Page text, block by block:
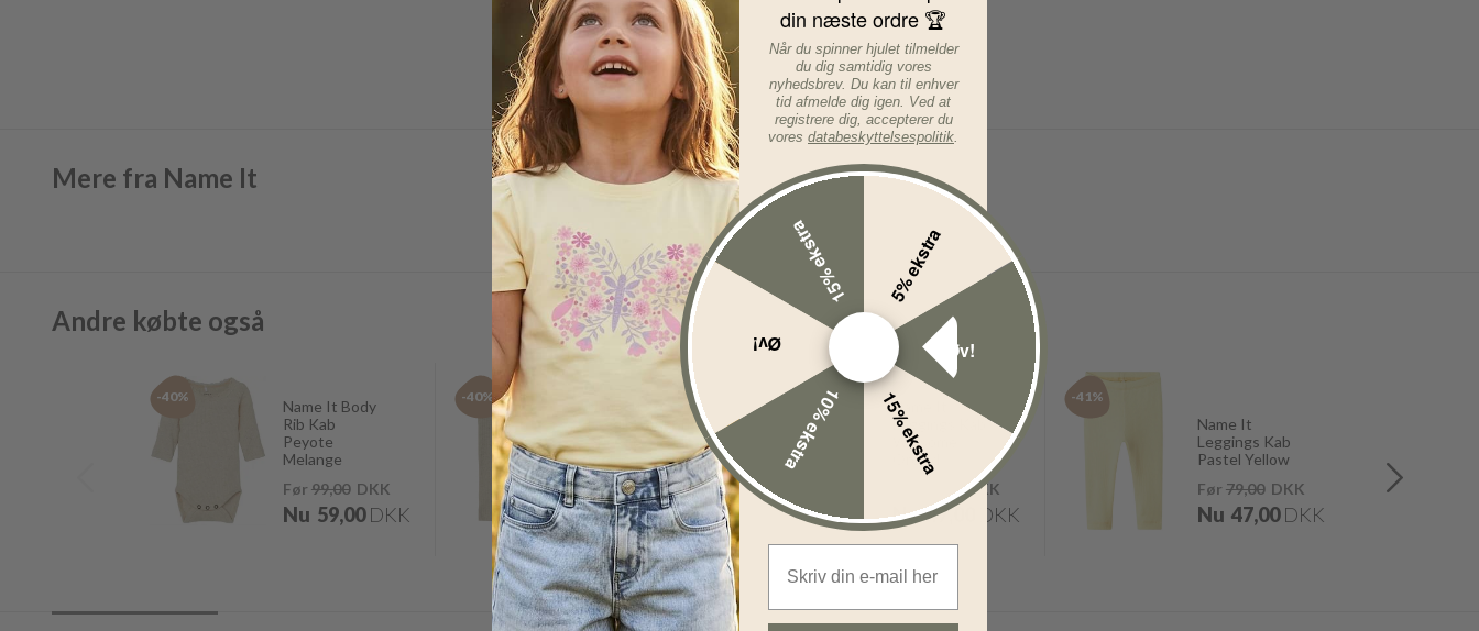
Læs mere om varen...
Mere fra Name It
Andre købte også
-40%
Name It Body
Rib Kab
Peyote
Melange
Før 99,00DKK
Nu 59,00 DKK
-40%
Leggings - Kab
Melange
Før99,00DKK
Nu59,00DKK
-41%
Name It
Leggings Kab
Winsome
Orchid
79,00DKK
Nu47,00 DKK
-41%
Name It
Leggings Kab
Pastel Yellow
Før 79,00DKK
Nu 47,00 DKK
din næste ordre 🏆
Når du spinner hjulet tilmelder
du dig samtidig vores
nyhedsbrev. Du kan til enhver
tid afmelde dig igen. Ved at
registrere dig, accepterer du
vores databeskyttelsespolitik.
5% ekstra
Øv!
15% ekstra
10% ekstra
Øv!
15% ekstra